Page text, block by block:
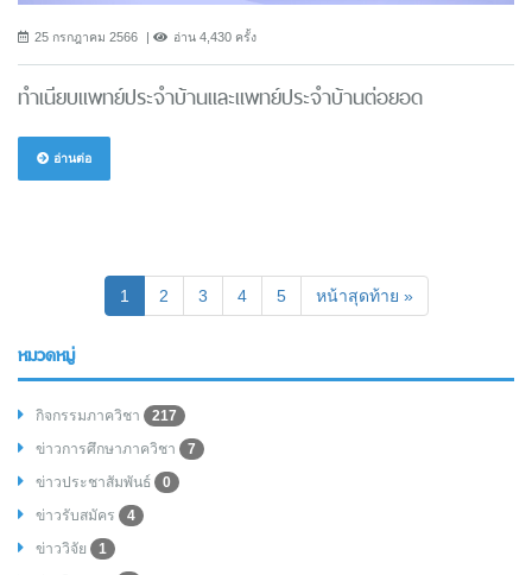
25 กรกฎาคม 2566 อ่าน 4,430 ครั้ง
ทำเนียบแพทย์ประจำบ้านและแพทย์ประจำบ้านต่อยอด
อ่านต่อ
1 (current)
2 3 4 5 หน้าสุดท้าย »
หมวดหมู่
กิจกรรมภาควิชา
217
ข่าวการศึกษาภาควิชา
7
ข่าวประชาสัมพันธ์
0
ข่าวรับสมัคร
4
ข่าววิจัย
1